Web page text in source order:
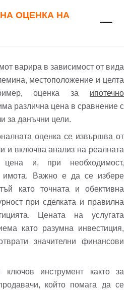
ОЦЕНКА НА
варира в зависимост от вида
местоположение и целта
оценка за ипотечно
различна цена в сравнение с
за данъчни цели.
оценка се извършва от
и включва анализ на реалната
цена и, при необходимост,
имота. Важно е да се избере
като точната и обективна
при сделката и правилна
Цената на услугата
като разумна инвестиция,
значителни финансови
инструмент както за
който помага да се